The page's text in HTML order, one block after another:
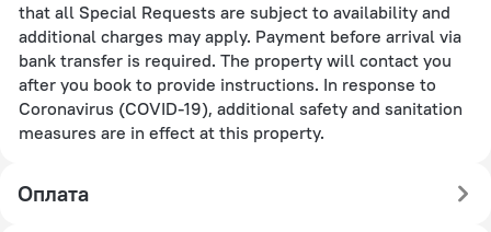
that all Special Requests are subject to availability and
additional charges may apply. Payment before arrival via
bank transfer is required. The property will contact you
after you book to provide instructions. In response to
Coronavirus (COVID-19), additional safety and sanitation
measures are in effect at this property.
Оплата